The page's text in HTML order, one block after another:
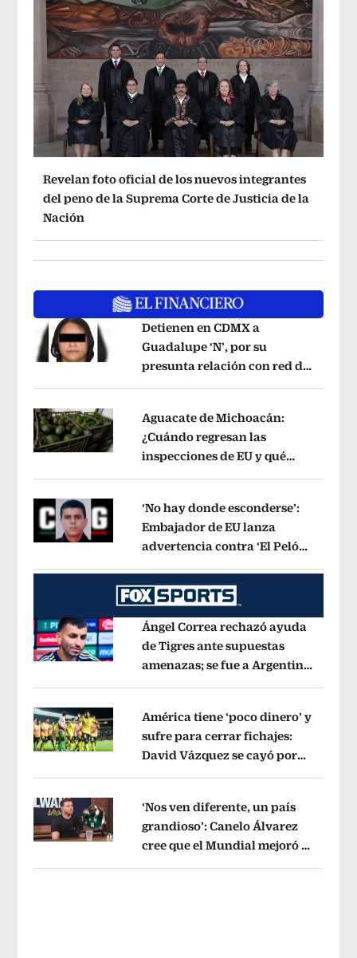
Revelan foto oficial de los nuevos integrantes
del peno de la Suprema Corte de Justicia de la
Nación
Opens in new window
Detienen en CDMX a
Guadalupe ‘N’, por su
presunta relación con red de
Opens in new window
Aguacate de Michoacán:
¿Cuándo regresan las
inspecciones de EU y qué
Opens in new window
‘No hay donde esconderse’:
Embajador de EU lanza
advertencia contra ‘El Pelón’,
Opens in new window
Ángel Correa rechazó ayuda
de Tigres ante supuestas
amenazas; se fue a Argentina
Opens in new window
América tiene ‘poco dinero’ y
sufre para cerrar fichajes:
David Vázquez se cayó por
Opens in new window
‘Nos ven diferente, un país
grandioso’: Canelo Álvarez
cree que el Mundial mejoró la